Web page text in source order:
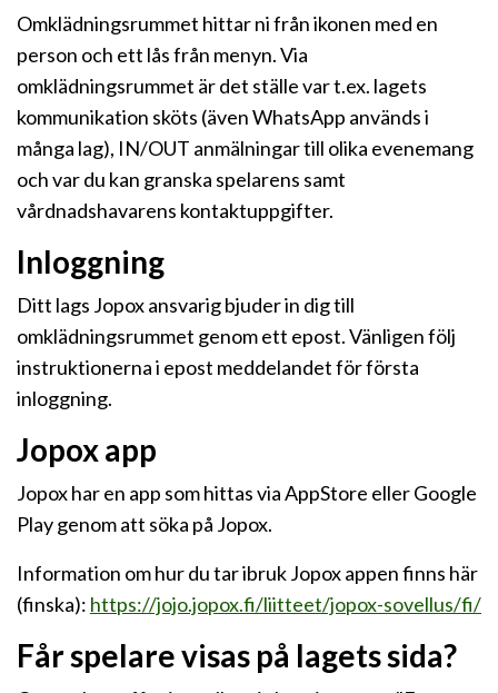
Omklädningsrummet hittar ni från ikonen med en
person och ett lås från menyn. Via
omklädningsrummet är det ställe var t.ex. lagets
kommunikation sköts (även WhatsApp används i
många lag), IN/OUT anmälningar till olika evenemang
och var du kan granska spelarens samt
vårdnadshavarens kontaktuppgifter.
Inloggning
Ditt lags Jopox ansvarig bjuder in dig till
omklädningsrummet genom ett epost. Vänligen följ
instruktionerna i epost meddelandet för första
inloggning.
Jopox app
Jopox har en app som hittas via AppStore eller Google
Play genom att söka på Jopox.
Information om hur du tar ibruk Jopox appen finns här
(finska): https://jojo.jopox.fi/liitteet/jopox-sovellus/fi/
Får spelare visas på lagets sida?